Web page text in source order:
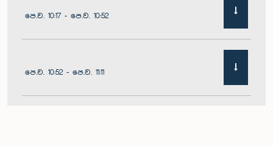
පෙ.ව. 10:17 - පෙ.ව. 10:52
පෙ.ව. 10:52 - පෙ.ව. 11:11